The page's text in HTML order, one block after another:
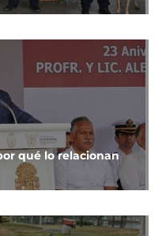
qué lo relacionan